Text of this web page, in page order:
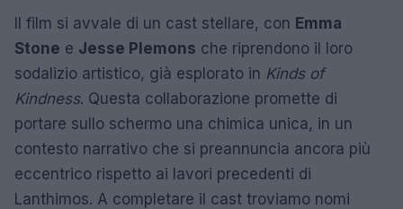
Il film si avvale di un cast stellare, con Emma
Stone e Jesse Plemons che riprendono il loro
sodalizio artistico, già esplorato in Kinds of
Kindness. Questa collaborazione promette di
portare sullo schermo una chimica unica, in un
contesto narrativo che si preannuncia ancora più
eccentrico rispetto ai lavori precedenti di
Lanthimos. A completare il cast troviamo nomi